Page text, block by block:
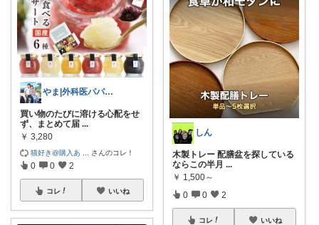
やま|外科医パパ、看護師ママ、娘
買い物のたびに溶ける心配をせ
ず、まとめて届 ...
￥ 3,280
猫好き@購入あ さんのコレ！
0 0 2
コレ いいね
しん
木製トレー 配膳盆を探している
ならこの半月 ...
￥ 1,500～
0 0 2
コレ いいね